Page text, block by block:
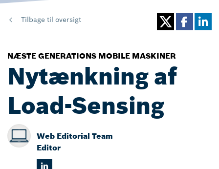
Tilbage til oversigt
NÆSTE GENERATIONS MOBILE MASKINER
Nytænkning af
Load-Sensing
Web Editorial Team
Editor